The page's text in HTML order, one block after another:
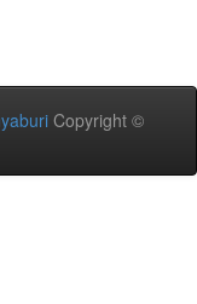
Copyright ©